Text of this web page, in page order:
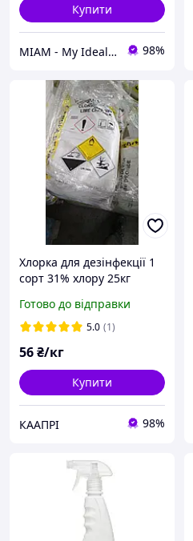
Купити
MIAM - My Ideal Animal Market 98%
Хлорка для дезінфекції 1
сорт 31% хлору 25кг
Готово до відправки
5.0 (1)
56₴/кг
Купити
КААПРІ 98%